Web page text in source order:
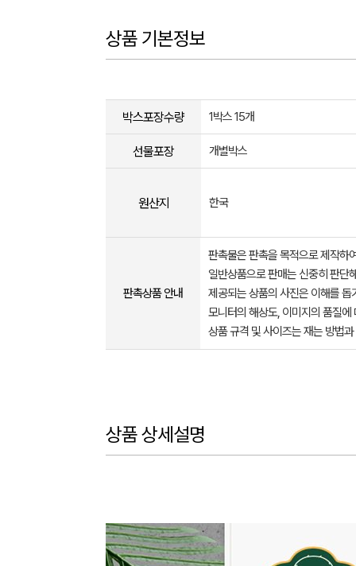
상품 기본정보
박스포장수량 1박스 15개
선물포장 개별박스
원산지 한국
판촉상품 안내
판촉물은 판촉을 목적으로 제작하
일반상품으로 판매는 신중히 판단
제공되는 상품의 사진은 이해를
모니터의 해상도, 이미지의 품질
상품 규격 및 사이즈는 재는 방법
상품 상세설명